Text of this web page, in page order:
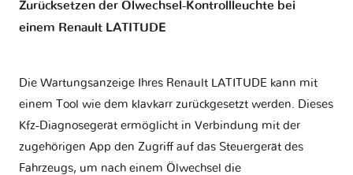
Zurücksetzen der Ölwechsel-Kontrollleuchte bei
einem Renault LATITUDE
Die Wartungsanzeige Ihres Renault LATITUDE kann mit
einem Tool wie dem klavkarr zurückgesetzt werden. Dieses
Kfz-Diagnosegerät ermöglicht in Verbindung mit der
zugehörigen App den Zugriff auf das Steuergerät des
Fahrzeugs, um nach einem Ölwechsel die